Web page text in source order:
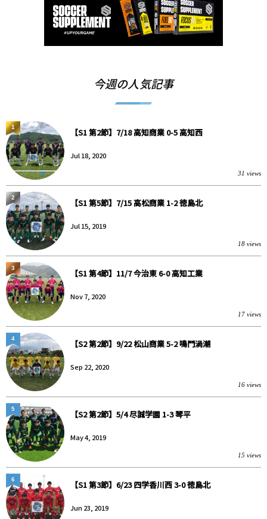
今週の人気記事
【S1 第2節】7/18 高知商業 0-5 高知西
Jul 18, 2020
31 views
1
【S1 第5節】7/15 高松商業 1-2 徳島北
Jul 15, 2019
18 views
2
【S1 第4節】11/7 今治東 6-0 高知工業
Nov 7, 2020
17 views
3
【S2 第2節】9/22 松山商業 5-2 鳴門渦潮
Sep 22, 2020
16 views
4
【S2 第2節】5/4 尽誠学園 1-3 琴平
May 4, 2019
15 views
5
【S1 第3節】6/23 四学香川西 3-0 徳島北
Jun 23, 2019
6